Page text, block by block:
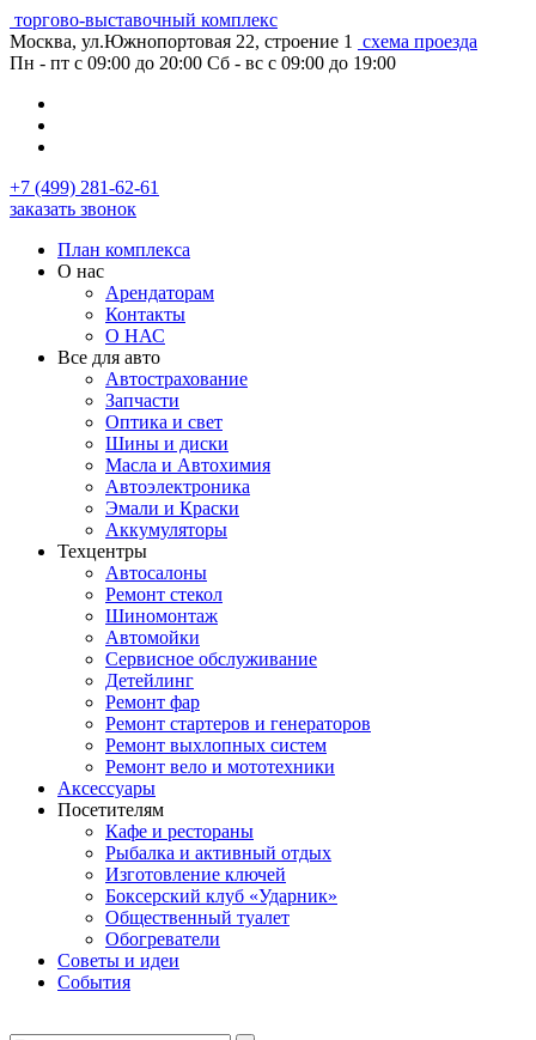
торгово-выставочный комплекс
Москва, ул.Южнопортовая 22, строение 1
схема проезда
Пн - пт с 09:00 до 20:00 Сб - вс с 09:00 до 19:00
+7 (499) 281-62-61
заказать звонок
План комплекса
О нас
Арендаторам
Контакты
О НАС
Все для авто
Автострахование
Запчасти
Оптика и свет
Шины и диски
Масла и Автохимия
Автоэлектроника
Эмали и Краски
Аккумуляторы
Техцентры
Автосалоны
Ремонт стекол
Шиномонтаж
Автомойки
Сервисное обслуживание
Детейлинг
Ремонт фар
Ремонт стартеров и генераторов
Ремонт выхлопных систем
Ремонт вело и мототехники
Аксессуары
Посетителям
Кафе и рестораны
Рыбалка и активный отдых
Изготовление ключей
Боксерский клуб «Ударник»
Общественный туалет
Обогреватели
Советы и идеи
События